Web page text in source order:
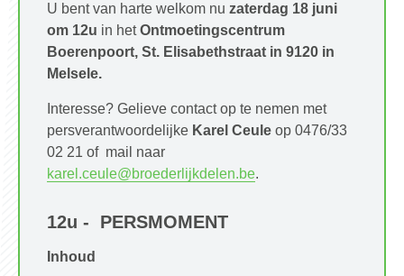
U bent van harte welkom nu zaterdag 18 juni
om 12u in hetOntmoetingscentrum
Boerenpoort, St. Elisabethstraat in 9120 in
Melsele.
Interesse? Gelieve contact op te nemen met
persverantwoordelijke Karel Ceule op 0476/33
02 21 of mail naar
karel.ceule@broederlijkdelen.be.
12u - PERSMOMENT
Inhoud